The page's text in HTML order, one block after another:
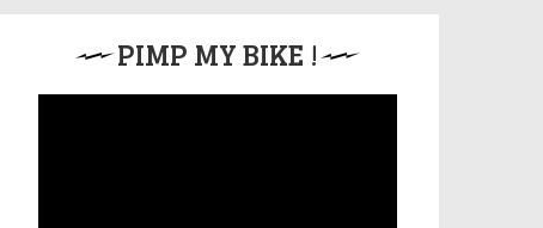
PIMP MY BIKE !